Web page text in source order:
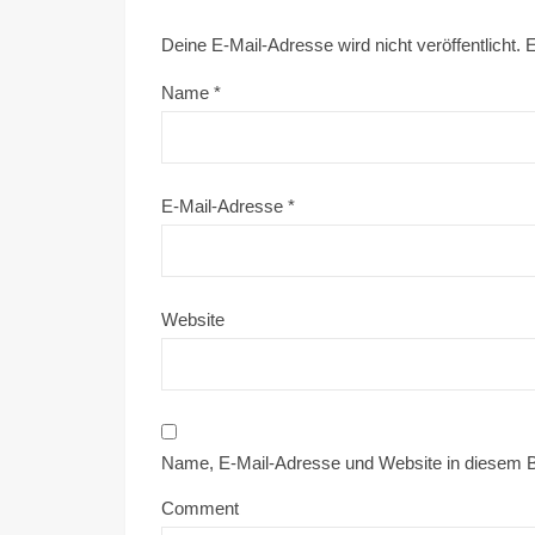
Deine E-Mail-Adresse wird nicht veröffentlicht.
Name *
E-Mail-Adresse *
Website
Name, E-Mail-Adresse und Website in diesem
Comment